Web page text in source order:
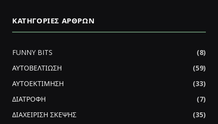
ΚΑΤΗΓΟΡΊΕΣ ΆΡΘΡΩΝ
FUNNY BITS
(8)
ΑΥΤΟΒΕΛΤΙΩΣΗ
(59)
ΑΥΤΟΕΚΤΙΜΗΣΗ
(33)
ΔΙΑΤΡΟΦΗ
(7)
ΔΙΑΧΕΙΡΙΣΗ ΣΚΕΨΗΣ
(35)